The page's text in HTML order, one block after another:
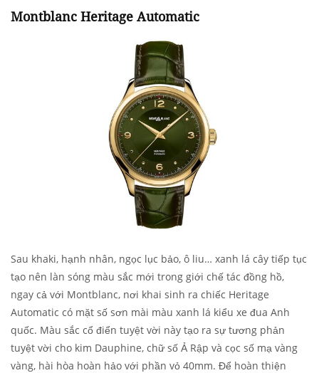
Montblanc Heritage Automatic
Sau khaki, hạnh nhân, ngọc lục bảo, ô liu… xanh lá cây tiếp tục
tạo nên làn sóng màu sắc mới trong giới chế tác đồng hồ,
ngay cả với Montblanc, nơi khai sinh ra chiếc Heritage
Automatic có mặt số sơn mài màu xanh lá kiểu xe đua Anh
quốc. Màu sắc cổ điển tuyệt vời này tạo ra sự tương phản
tuyệt vời cho kim Dauphine, chữ số Ả Rập và cọc số mạ vàng
vàng, hài hòa hoàn hảo với phần vỏ 40mm. Để hoàn thiện